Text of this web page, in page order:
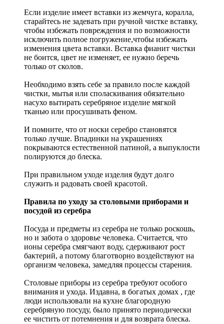
Если изделие имеет вставки из жемчуга, коралла,
старайтесь не задевать при ручной чистке вставку,
чтобы избежать повреждения и по возможности
исключить полное погружение,чтобы избежать
изменения цвета вставки. Вставка фианит чистки
не боится, цвет не изменяет, ее нужно беречь
только от сколов.
Необходимо взять себе за правило после каждой
чистки, мытья или споласкивания обязательно
насухо вытирать серебряное изделие мягкой
тканью или просушивать феном.
И помните, что от носки серебро становятся
только лучше. Впадинки на украшениях
покрываются естественной патиной, а выпуклости
полируются до блеска.
При правильном уходе изделия будут долго
служить и радовать своей красотой.
Правила по уходу за столовыми приборами и
посудой из серебра
Посуда и предметы из серебра не только роскошь,
но и забота о здоровье человека. Считается, что
ионы серебра смягчают воду, сдерживают рост
бактерий, а потому благотворно воздействуют на
организм человека, замедляя процессы старения.
Столовые приборы из серебра требуют особого
внимания и ухода. Издавна, в богатых домах , где
люди использовали на кухне благородную
серебряную посуду, было принято периодически
ее чистить от потемнения и для возврата блеска.